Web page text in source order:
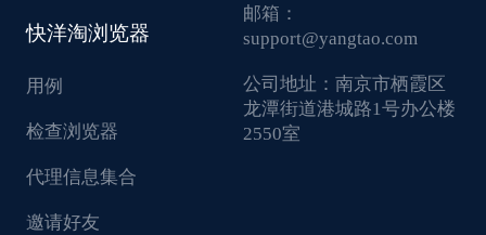
快洋淘浏览器
用例
检查浏览器
代理信息集合
邀请好友
邮箱：
support@yangtao.com
公司地址： 南京市栖霞区
龙潭街道港城路1号办公楼
2550室